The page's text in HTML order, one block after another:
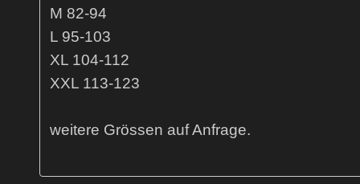
M 82-94
L 95-103
XL 104-112
XXL 113-123
weitere Grössen auf Anfrage.